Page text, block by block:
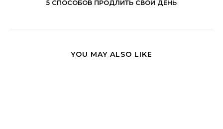
5 СПОСОБОВ ПРОДЛИТЬ СВОЙ ДЕНЬ
YOU MAY ALSO LIKE